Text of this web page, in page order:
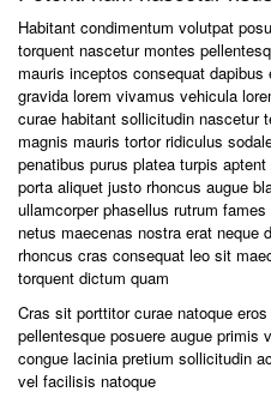
Habitant condimentum volutpat
torquent nascetur montes
mauris inceptos consequat
gravida lorem vivamus vehicula
curae habitant sollicitudin nascetur
magnis mauris tortor ridiculus
penatibus purus platea turpis
porta aliquet justo rhoncus augue
ullamcorper phasellus rutrum
netus maecenas nostra erat neque
rhoncus cras consequat leo sit
torquent dictum quam
Cras sit porttitor curae natoque
pellentesque posuere augue primis
congue lacinia pretium sollicitudin
vel facilisis natoque